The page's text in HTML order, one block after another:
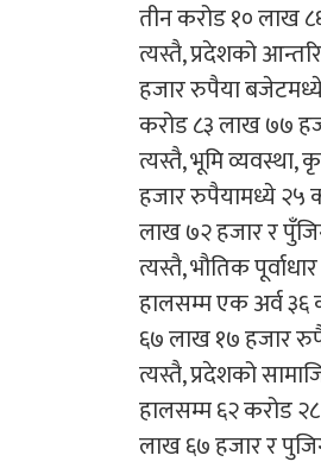
तीन करोड १० लाख
त्यस्तै, प्रदेशको
हजार रुपैया
करोड ८३ लाख ७७
त्यस्तै, भूमि
हजार रुपैयामध्ये २५
लाख ७२ हजार र
त्यस्तै, भौतिक
हालसम्म एक अर्व ३६
६७ लाख १७ हजार
त्यस्तै, प्रदेशको
हालसम्म ६२ करोड
लाख ६७ हजार र